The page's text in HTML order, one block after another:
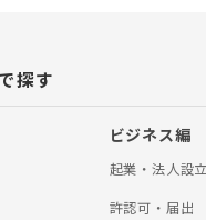
探す
ビジネス編
起業・法人設立
許認可・届出